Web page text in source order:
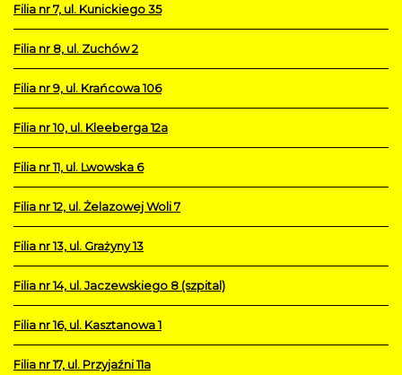
Filia nr 7, ul. Kunickiego 35
Filia nr 8, ul. Zuchów 2
Filia nr 9, ul. Krańcowa 106
Filia nr 10, ul. Kleeberga 12a
Filia nr 11, ul. Lwowska 6
Filia nr 12, ul. Żelazowej Woli 7
Filia nr 13, ul. Grażyny 13
Filia nr 14, ul. Jaczewskiego 8 (szpital)
Filia nr 16, ul. Kasztanowa 1
Filia nr 17, ul. Przyjaźni 11a